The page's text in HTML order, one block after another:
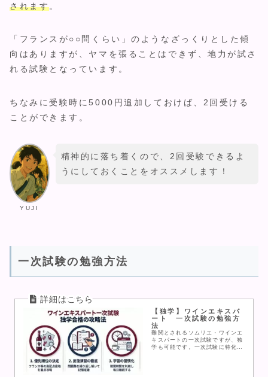
されます。
「フランスが○○問くらい」のようなざっくりとした傾
向はありますが、ヤマを張ることはできず、地力が試さ
れる試験となっています。
ちなみに受験時に5000円追加しておけば、2回受ける
ことができます。
YUJI
精神的に落ち着くので、2回受験できるよ
うにしておくことをオススメします！
一次試験の勉強方法
【独学】ワインエキスパ
ート 一次試験の勉強方
法
難関とされるソムリエ・ワインエ
キスパートの一次試験ですが、独
学も可能です。一次試験に特化し